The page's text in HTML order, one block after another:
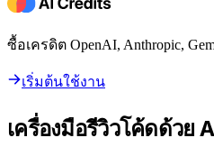
ซื้อเครดิต OpenAI, Anthropic,
เริ่มต้นใช้งาน
เครื่องมือรีวิวโค้ดด้วย